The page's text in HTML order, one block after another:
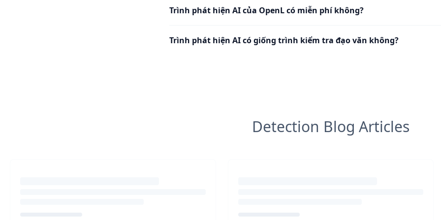
Trình phát hiện AI của OpenL có miễn phí không?
Trình phát hiện AI có giống trình kiểm tra đạo văn không?
Detection Blog Articles